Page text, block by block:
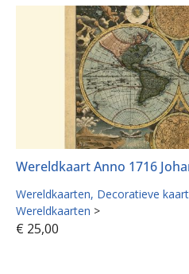
Wereldkaart Anno 1716
Wereldkaarten Decoratieve
Wereldkaarten >
€ 25,00